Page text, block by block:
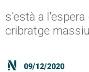
s'està a
cribratge massiu
09/12/2020